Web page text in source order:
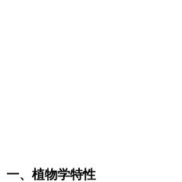
一、植物学特性